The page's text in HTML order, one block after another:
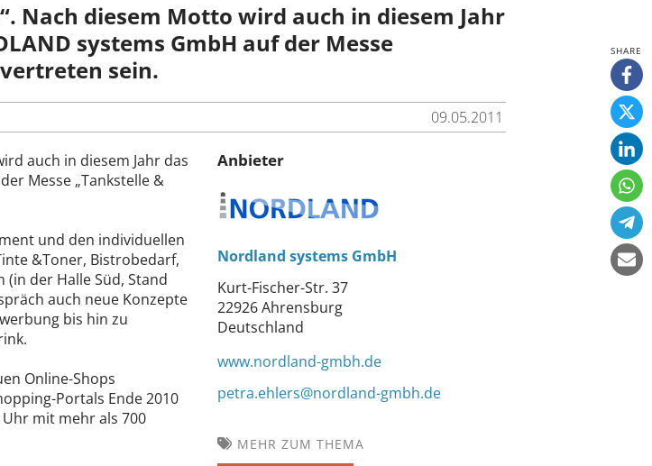
Nach diesem Motto wird auch in diesem Jahr
systems GmbH auf der Messe
sein.
09.05.2011
auch in diesem Jahr das
Messe „Tankstelle &
und den individuellen
&Toner, Bistrobedarf,
(in der Halle Süd, Stand
auch neue Konzepte
bis hin zu
Online-Shops
Portals Ende 2010
mit mehr als 700
Anbieter
Nordland systems GmbH
Kurt-Fischer-Str. 37
22926 Ahrensburg
Deutschland
www.nordland-gmbh.de
petra.ehlers@nordland-gmbh.de
MEHR ZUM THEMA